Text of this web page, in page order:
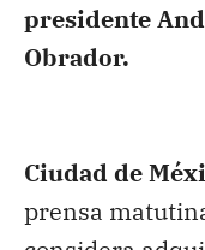
presidente
Obrador.
Ciudad de
prensa